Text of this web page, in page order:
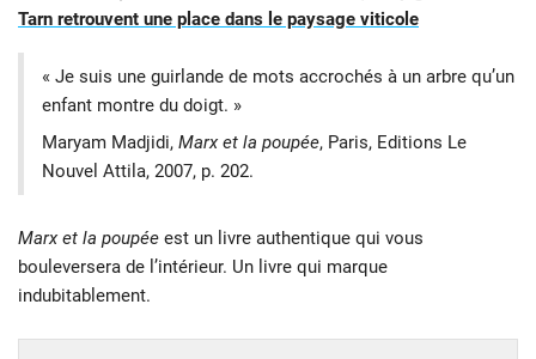
Tarn retrouvent une place dans le paysage viticole
« Je suis une guirlande de mots accrochés à un arbre qu’un
enfant montre du doigt. »
Maryam Madjidi, Marx et la poupée, Paris, Editions Le
Nouvel Attila, 2007, p. 202.
Marx et la poupée est un livre authentique qui vous
bouleversera de l’intérieur. Un livre qui marque
indubitablement.